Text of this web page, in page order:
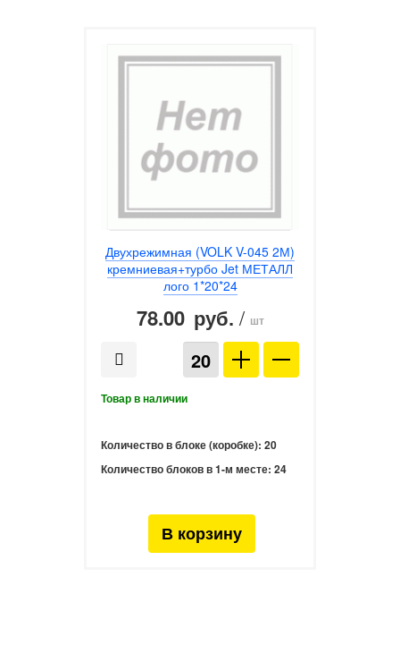
Двухрежимная (VOLK V-045 2М)
кремниевая+турбо Jet МЕТАЛЛ
лого 1*20*24
78.00 руб. / шт
Количество в блоке (коробке): 20
Количество блоков в 1-м месте: 24